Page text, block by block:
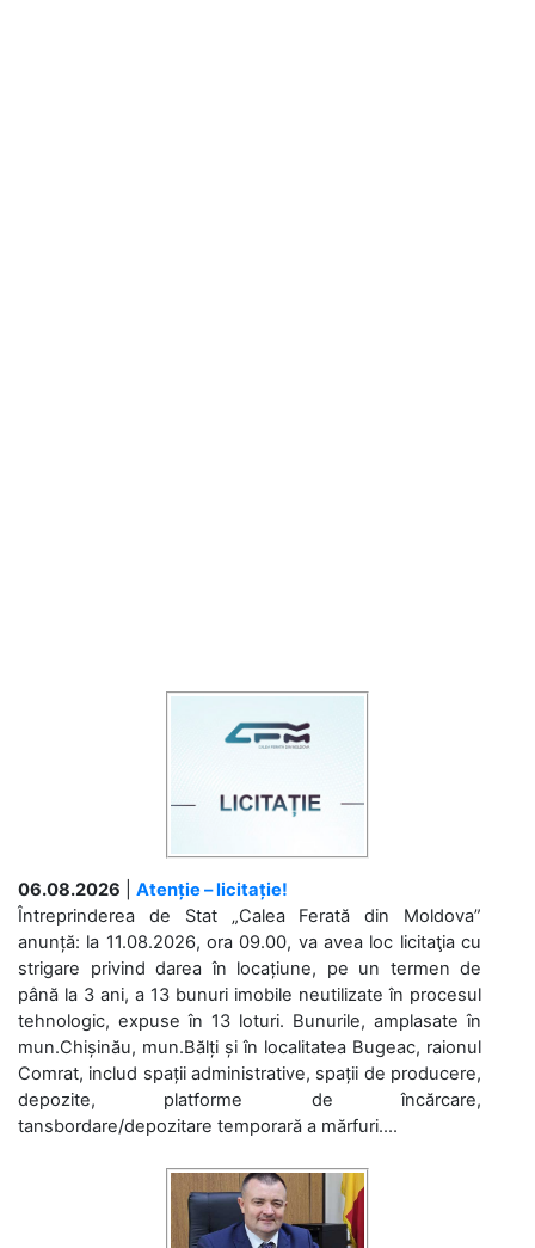
06.08.2026
Atenție – licitație!
Întreprinderea de Stat „Calea Ferată din Moldova”
anunță: la 11.08.2026, ora 09.00, va avea loc licitaţia cu
strigare privind darea în locațiune, pe un termen de
până la 3 ani, a 13 bunuri imobile neutilizate în procesul
tehnologic, expuse în 13 loturi. Bunurile, amplasate în
mun.Chișinău, mun.Bălți și în localitatea Bugeac, raionul
Comrat, includ spații administrative, spații de producere,
depozite, platforme de încărcare,
tansbordare/depozitare temporară a mărfuri....